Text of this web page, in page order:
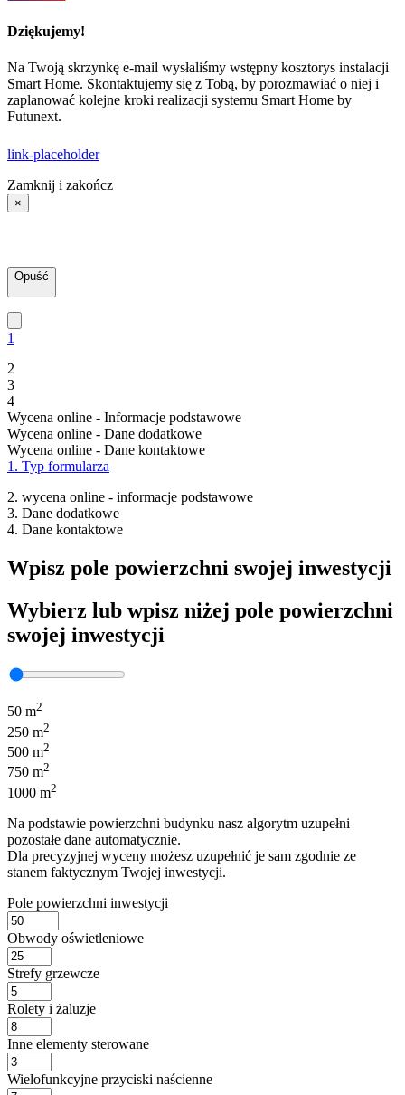
Na Twoją skrzynkę e-mail wysłaliśmy wstępny kosztorys instalacji
Smart Home. Skontaktujemy się z Tobą, by porozmawiać o niej i
zaplanować kolejne kroki realizacji systemu Smart Home by
Zamknij i zakończ
2
3
4
Wycena online - Informacje podstawowe
Wycena online - Dane dodatkowe
Wycena online - Dane kontaktowe
2. wycena online - informacje podstawowe
3. Dane dodatkowe
Wpisz pole powierzchni swojej inwestycji
Wybierz lub wpisz niżej pole powierzchni
swojej inwestycji
50 m
250 m2
500 m2
750 m
Na podstawie powierzchni budynku nasz algorytm uzupełni
pozostałe dane automatycznie.
Dla precyzyjnej wyceny możesz uzupełnić je sam zgodnie ze
Pole powierzchni inwestycji
Obwody oświetleniowe
Strefy grzewcze
Rolety i żaluzje
Inne elementy sterowane